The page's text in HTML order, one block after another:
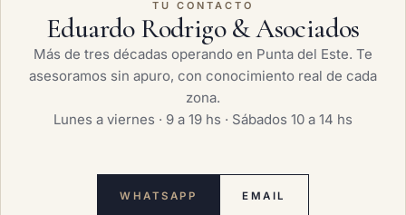
TU CONTACTO
Eduardo Rodrigo & Asociados
Más de tres décadas operando en Punta del Este. Te
asesoramos sin apuro, con conocimiento real de cada
zona.
Lunes a viernes · 9 a 19 hs · Sábados 10 a 14 hs
WHATSAPP EMAIL